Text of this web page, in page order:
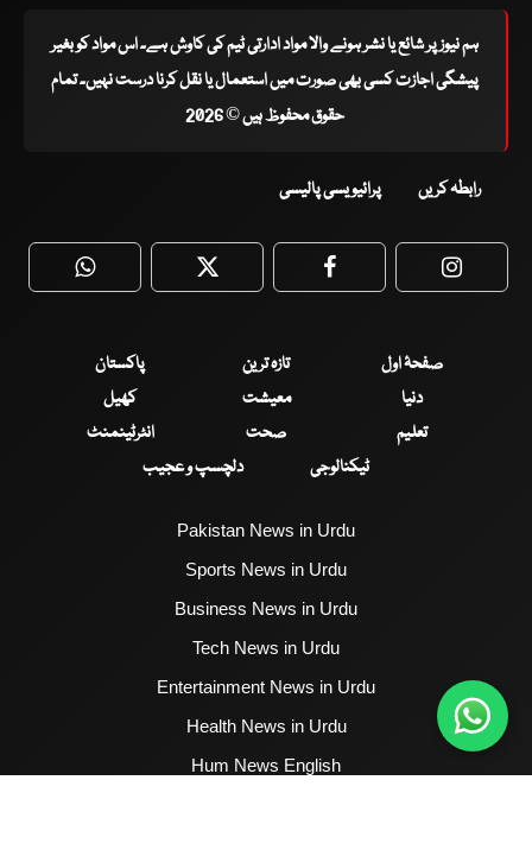
ہم نیوز پر شائع یا نشر ہونے والا مواد ادارتی ٹیم کی کاوش ہے۔ اس مواد کو بغیر
پیشگی اجازت کسی بھی صورت میں استعمال یا نقل کرنا درست نہیں۔ تمام
حقوق محفوظ ہیں © 2026
رابطہ کریں پرائیویسی پالیسی
WhatsApp Twitter Facebook
صفحۂ اول تازہ ترین
پاکستان
دنیا
معیشت
کھیل
تعلیم
صحت
انٹرٹینمنٹ
ٹیکنالوجی
دلچسپ و عجیب
Pakistan News in Urdu
Sports News in Urdu
Business News in Urdu
Tech News in Urdu
Entertainment News in Urdu
Health News in Urdu
Hum News English